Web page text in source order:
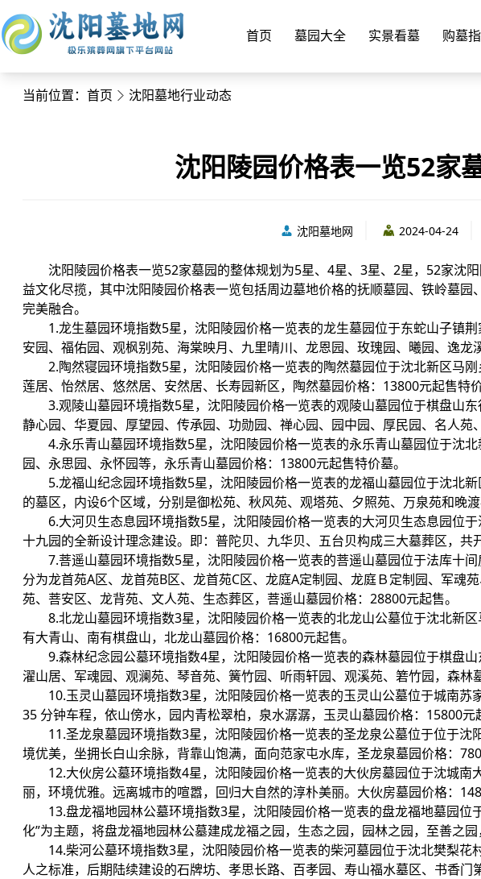
首页 墓园大全 实景看墓 购墓
当前位置： 首页 沈阳墓地行业动态
沈阳陵园价格表一览52家
沈阳墓地网 2024-04-24
沈阳陵园价格表一览52家墓园的整体规划为5星、4星、3星、2星，52家沈
益文化尽揽，其中沈阳陵园价格表一览包括周边墓地价格的抚顺墓园、铁岭墓
完美融合。
1.龙生墓园环境指数5星，沈阳陵园价格一览表的龙生墓园位于东蛇山子镇
安园、福佑园、观枫别苑、海棠映月、九里晴川、龙恩园、玫瑰园、曦园、逸龙
2.陶然寝园环境指数5星，沈阳陵园价格一览表的陶然墓园位于沈北新区马
莲居、怡然居、悠然居、安然居、长寿园新区，陶然墓园价格：13800元起售特价
3.观陵山墓园环境指数5星，沈阳陵园价格一览表的观陵山墓园位于棋盘山
静心园、华夏园、厚望园、传承园、功勋园、禅心园、园中园、厚民园、名人苑
4.永乐青山墓园环境指数5星，沈阳陵园价格一览表的永乐青山墓园位于沈
园、永思园、永怀园等，永乐青山墓园价格：13800元起售特价墓。
5.龙福山纪念园环境指数5星，沈阳陵园价格一览表的龙福山墓园位于沈北
的墓区，内设6个区域，分别是御松苑、秋风苑、观塔苑、夕照苑、万泉苑和晚
6.大河贝生态息园环境指数5星，沈阳陵园价格一览表的大河贝生态息园位
十九园的全新设计理念建设。即：普陀贝、九华贝、五台贝构成三大墓葬区，共
7.菩遥山墓园环境指数5星，沈阳陵园价格一览表的菩遥山墓园位于法库十
分为龙首苑A区、龙首苑B区、龙首苑C区、龙庭A定制园、龙庭Ｂ定制园、军魂
苑、菩安区、龙背苑、文人苑、生态葬区，菩遥山墓园价格：28800元起售。
8.北龙山墓园环境指数3星，沈阳陵园价格一览表的北龙山公墓位于沈北新
有大青山、南有棋盘山，北龙山墓园价格：16800元起售。
9.森林纪念园公墓环境指数4星，沈阳陵园价格一览表的森林墓园位于棋盘
濯山居、军魂园、观澜苑、琴音苑、簧竹园、听雨轩园、观溪苑、箬竹园，森林
10.玉灵山墓园环境指数3星，沈阳陵园价格一览表的玉灵山公墓位于城南
35 分钟车程，依山傍水，园内青松翠柏，泉水潺潺，玉灵山墓园价格：15800元
11.圣龙泉墓园环境指数3星，沈阳陵园价格一览表的圣龙泉公墓位于位于
境优美，坐拥长白山余脉，背靠山饱满，面向范家屯水库，圣龙泉墓园价格：
12.大伙房公墓环境指数4星，沈阳陵园价格一览表的大伙房墓园位于沈城
丽，环境优雅。远离城市的喧嚣，回归大自然的淳朴美丽。大伙房墓园价格：
13.盘龙福地园林公墓环境指数3星，沈阳陵园价格一览表的盘龙福地墓园
化”为主题，将盘龙福地园林公墓建成龙福之园，生态之园，园林之园，至善之
14.柴河公墓环境指数3星，沈阳陵园价格一览表的柴河墓园位于沈北樊梨
人之标准，后期陆续建设的石牌坊、孝思长路、百孝园、寿山福水墓区、书香